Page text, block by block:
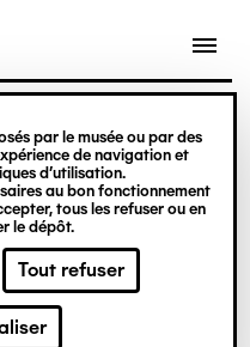
par le musée ou par des
de navigation et
d’utilisation.
au bon fonctionnement
tous les refuser ou en
le dépôt.
Tout refuser
LaM Lille
d’art